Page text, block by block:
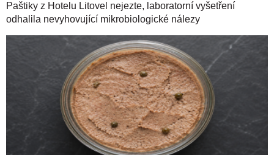
Paštiky z Hotelu Litovel nejezte, laboratorní vyšetření
odhalila nevyhovující mikrobiologické nálezy